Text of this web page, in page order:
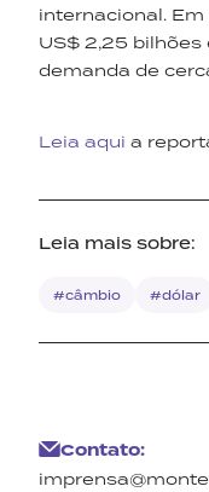
internacional.
US$ 2,25
demanda de
Leia aqui a
Leia mais sobre:
#câmbio #dólar
Contato: